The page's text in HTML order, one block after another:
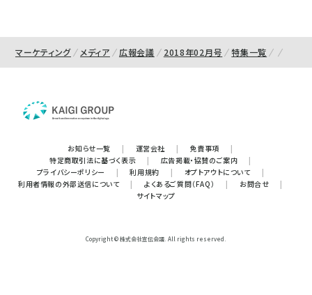
マーケティング メディア 広報会議 2018年02月号 特集一覧
お知らせ一覧 | 運営会社 | 免責事項
|
特定商取引法に基づく表示
| 広告掲載・協賛のご案内
|
プライバシーポリシー
| 利用規約 | オプトアウトについて
|
利用者情報の外部送信について
| よくあるご質問（FAQ） | お問合せ
|
サイトマップ
Copyright © 株式会社宣伝会議. All rights reserved.